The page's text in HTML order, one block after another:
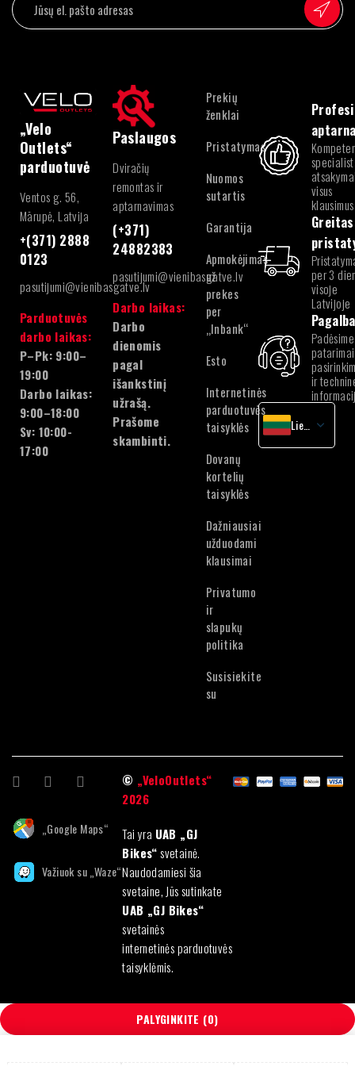
„Velo
Outlets“
parduotuvė
Ventos g. 56,
Mārupė, Latvija
+(371) 2888
0123
pasutijumi@vienibasgatve.lv
Parduotuvės
darbo laikas:
P–Pk: 9:00–
19:00
Darbo laikas:
9:00–18:00
Sv: 10:00-
17:00
Paslaugos
Dviračių
remontas ir
aptarnavimas
(+371)
24882383
pasutijumi@vienibasgatve.lv
Darbo laikas:
Darbo
dienomis
pagal
išankstinį
užrašą.
Prašome
skambinti.
Prekių
ženklai
Pristatymas
Nuomos
sutartis
Garantija
Apmokėjimas
už
prekes
per
„Inbank“
Esto
Internetinės
parduotuvės
taisyklės
Dovanų
kortelių
taisyklės
Dažniausiai
užduodami
klausimai
Privatumo
ir
slapukų
politika
Susisiekite
su
visus
klausimus
Greitas
per 3
visoje
Latvijoje
Pagalba
Padėsime
ir
Lietuvių
latvių
„Google Maps“
Važiuok su „Waze“
© „VeloOutlets“
2026
Tai yra UAB „GJ
Bikes“svetainė.
Naudodamiesi šia
svetaine, Jūs sutinkate
UAB „GJ Bikes“
svetainės
internetinės parduotuvės
taisyklėmis.
PALYGINKITE (0)